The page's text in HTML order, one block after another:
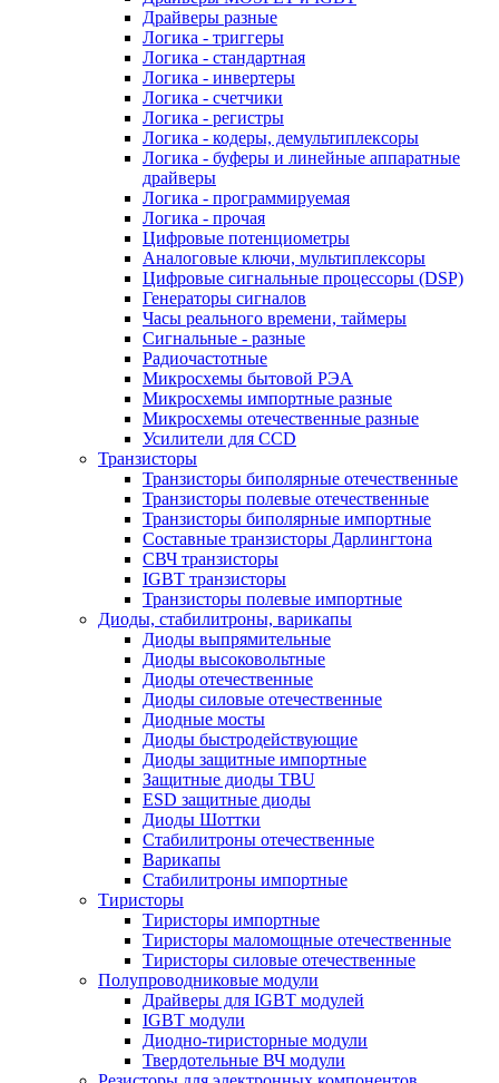
Драйверы разные
Логика - триггеры
Логика - стандартная
Логика - инвертеры
Логика - счетчики
Логика - регистры
Логика - кодеры, демультиплексоры
Логика - буферы и линейные аппаратные
драйверы
Логика - программируемая
Логика - прочая
Цифровые потенциометры
Аналоговые ключи, мультиплексоры
Цифровые сигнальные процессоры (DSP)
Генераторы сигналов
Часы реального времени, таймеры
Сигнальные - разные
Радиочастотные
Микросхемы бытовой РЭА
Микросхемы импортные разные
Микросхемы отечественные разные
Усилители для CCD
Транзисторы
Транзисторы биполярные отечественные
Транзисторы полевые отечественные
Транзисторы биполярные импортные
Составные транзисторы Дарлингтона
СВЧ транзисторы
IGBT транзисторы
Транзисторы полевые импортные
Диоды, стабилитроны, варикапы
Диоды выпрямительные
Диоды высоковольтные
Диоды отечественные
Диоды силовые отечественные
Диодные мосты
Диоды быстродействующие
Диоды защитные импортные
Защитные диоды TBU
ESD защитные диоды
Диоды Шоттки
Стабилитроны отечественные
Варикапы
Стабилитроны импортные
Тиристоры
Тиристоры импортные
Тиристоры маломощные отечественные
Тиристоры силовые отечественные
Полупроводниковые модули
Драйверы для IGBT модулей
IGBT модули
Диодно-тиристорные модули
Твердотельные ВЧ модули